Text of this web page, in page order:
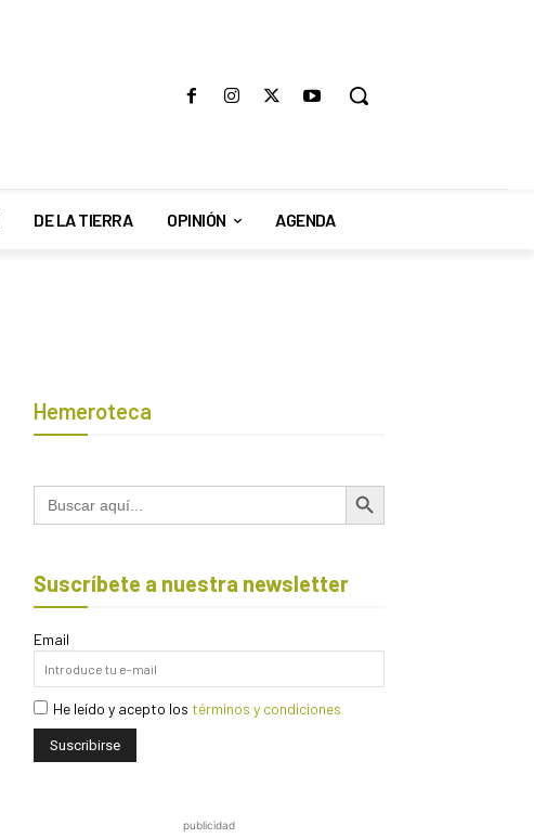
DE LA TIERRA OPINIÓN AGENDA
Hemeroteca
Buscar: Botón de búsqueda
Suscríbete a nuestra newsletter
Email
He leído y acepto los términos y condiciones
publicidad